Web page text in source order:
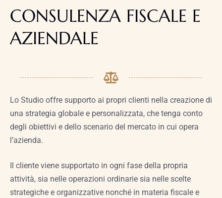
CONSULENZA FISCALE E
AZIENDALE
Lo Studio offre supporto ai propri clienti nella creazione di
una strategia globale e personalizzata, che tenga conto
degli obiettivi e dello scenario del mercato in cui opera
l’azienda.
Il cliente viene supportato in ogni fase della propria
attività, sia nelle operazioni ordinarie sia nelle scelte
strategiche e organizzative nonché in materia fiscale e